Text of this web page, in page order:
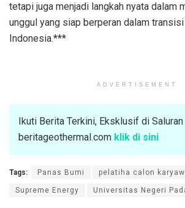
tetapi juga menjadi langkah nyata dalam
unggul yang siap berperan dalam
Indonesia.***
ADVERTISEMENT
Ikuti Berita Terkini, Eksklusif di
beritageothermal.com klik di sini
Tags: Panas Bumi pelatiha calon
Supreme Energy Universitas Negeri